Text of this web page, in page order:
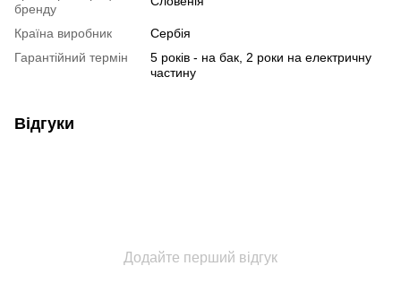
бренду
Країна виробник
Сербія
Гарантійний термін
5 років - на бак, 2 роки на електричну
частину
Відгуки
Додайте перший відгук